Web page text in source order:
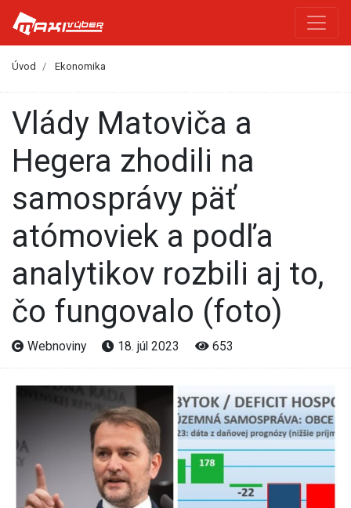
Úvod Ekonomika
Vlády Matoviča a
Hegera zhodili na
samosprávy päť
atómoviek a podľa
analytikov rozbili aj to,
čo fungovalo (foto)
Webnoviny 18. júl 2023 653